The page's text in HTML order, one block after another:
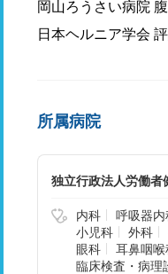
岡山ろうさい病院
日本ヘルニア学会
所属病院
独立行政法人労働者
内科 呼吸器内
小児科
外科
眼科
耳鼻咽喉
臨床検査・病理